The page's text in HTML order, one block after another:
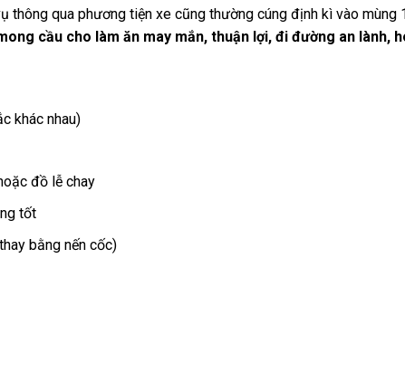
thông qua phương tiện xe cũng thường cúng định kì vào mùng
cầu cho làm ăn may mắn, thuận lợi, đi đường an lành,
khác nhau)
đồ lễ chay
tốt
bằng nến cốc)